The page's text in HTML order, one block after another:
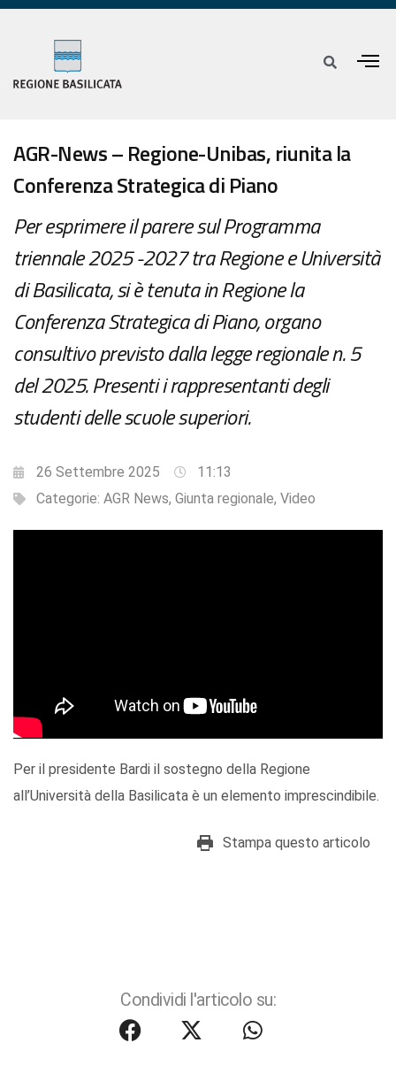
AGR-News – Regione-Unibas, riunita la
Conferenza Strategica di Piano
Per esprimere il parere sul Programma
triennale 2025 -2027 tra Regione e Università
di Basilicata, si è tenuta in Regione la
Conferenza Strategica di Piano, organo
consultivo previsto dalla legge regionale n. 5
del 2025. Presenti i rappresentanti degli
studenti delle scuole superiori.
26 Settembre 2025
11:13
Categorie: AGR News, Giunta regionale, Video
Per il presidente Bardi il sostegno della Regione
all’Università della Basilicata è un elemento imprescindibile.
Stampa questo articolo
Condividi l'articolo su: